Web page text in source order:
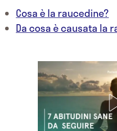
Cosa è la raucedine?
Da cosa è causata la